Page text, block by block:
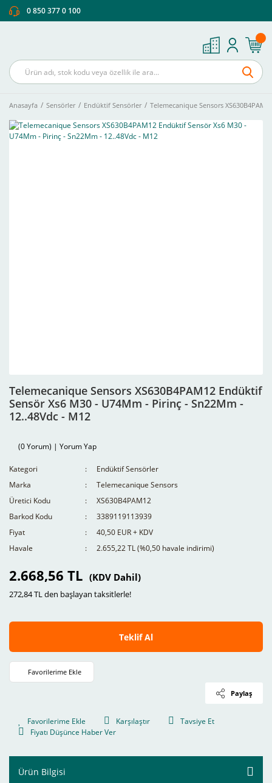
0 850 377 0 100
Anasayfa Sensörler Endüktif Sensörler Telemecanique Sensors
Telemecanique Sensors XS630B4PAM12 Endüktif
Sensör Xs6 M30 - U74Mm - Pirinç - Sn22Mm -
12..48Vdc - M12
(0 Yorum) | Yorum Yap
Kategori
Endüktif Sensörler
Marka
Telemecanique Sensors
Üretici Kodu
XS630B4PAM12
Barkod Kodu
3389119113939
Fiyat
40,50 EUR + KDV
Havale
2.655,22 TL (%0,50 havale indirimi)
2.668,56 TL (KDV Dahil)
272,84 TL den başlayan taksitlerle!
Teklif Al
Paylaş
Karşılaştır
Tavsiye Et
Fiyatı Düşünce Haber Ver
Ürün Bilgisi